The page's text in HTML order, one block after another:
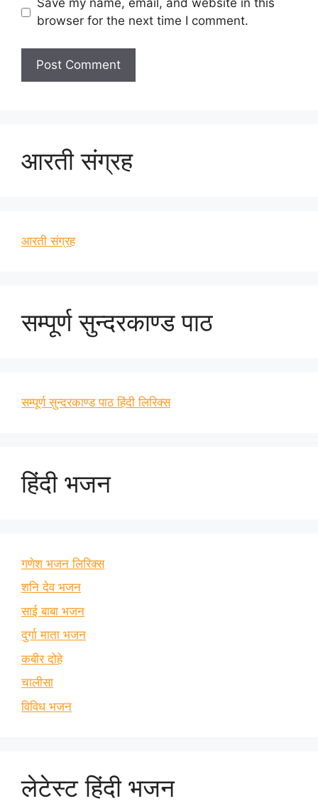
Save my name, email, and website in this
browser for the next time I comment.
आरती संग्रह
आरती संग्रह
सम्पूर्ण सुन्दरकाण्ड पाठ
सम्पूर्ण सुन्दरकाण्ड पाठ हिंदी लिरिक्स
हिंदी भजन
गणेश भजन लिरिक्स
शनि देव भजन
साई बाबा भजन
दुर्गा माता भजन
कबीर दोहे
चालीसा
विविध भजन
लेटेस्ट हिंदी भजन